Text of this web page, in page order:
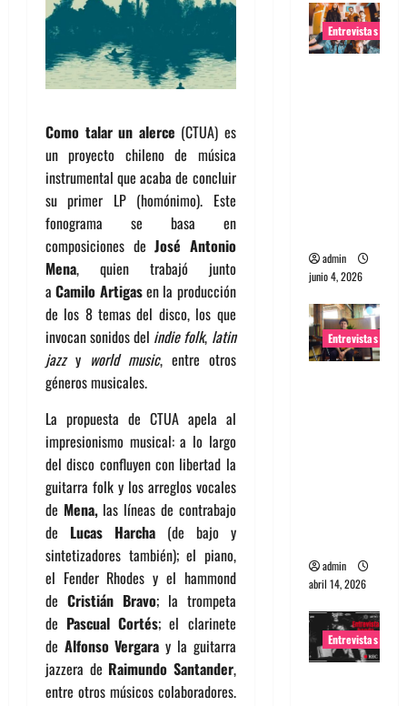
Como talar un alerce (CTUA) es
un proyecto chileno de música
instrumental que acaba de concluir
su primer LP (homónimo). Este
fonograma se basa en
composiciones deJosé Antonio
Mena, quien trabajó junto
aCamilo Artigasen la producción
de los 8 temas del disco, los que
invocan sonidos del indie folk, latin
jazzy world music, entre otros
géneros musicales.
La propuesta de CTUA apela al
impresionismo musical: a lo largo
del disco confluyen con libertad la
guitarra folk y los arreglos vocales
de Mena,las líneas de contrabajo
de Lucas Harcha (de bajo y
sintetizadores también); el piano,
el Fender Rhodes y el hammond
de Cristián Bravo; la trompeta
de Pascual Cortés; el clarinete
de Alfonso Vergara y la guitarra
jazzera de Raimundo Santander,
entre otros músicos colaboradores.
Entrevistas
admin
junio 4, 2026
Entrevistas
admin
abril 14, 2026
Entrevistas